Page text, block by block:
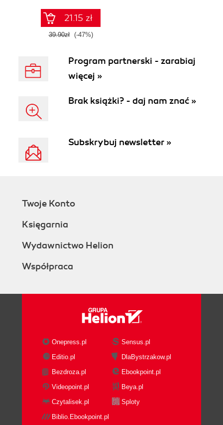
Bootstrapa
21.15 zł
39.90zł (-47%)
Program partnerski - zarabiaj
więcej »
Brak książki? - daj nam znać »
Subskrybuj newsletter »
Twoje Konto
Księgarnia
Wydawnictwo Helion
Współpraca
Onepress.pl
Sensus.pl
Editio.pl
DlaBystrzakow.pl
Bezdroza.pl
Ebookpoint.pl
Videopoint.pl
Beya.pl
Czytalisek.pl
Sploty
Biblio.Ebookpoint.pl